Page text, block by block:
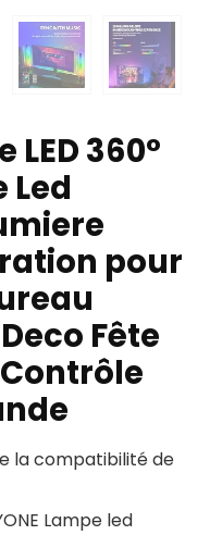
LED 360°
Led
pour
Fête
la compatibilité de
Lampe led